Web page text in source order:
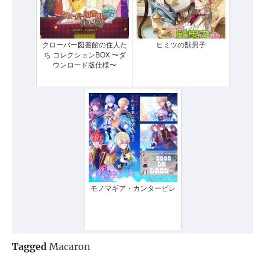
クローバー図書館の住人た
ち コレクションBOX 〜ダ
ウンロード版仕様〜
ヒミツの獣男子
モノマギア・カンタービレ
Tagged Macaron